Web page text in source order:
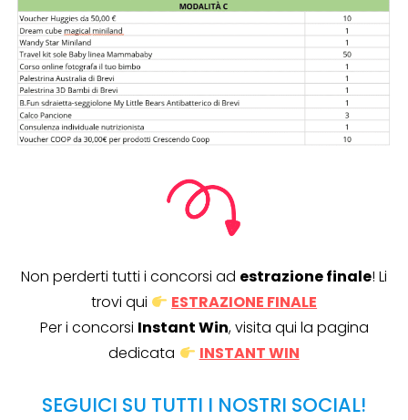
Non perderti tutti i concorsi ad estrazione finale! Li
trovi qui
ESTRAZIONE FINALE
Per i concorsi Instant Win, visita qui la pagina
dedicata
INSTANT WIN
SEGUICI SU TUTTI I NOSTRI SOCIAL!